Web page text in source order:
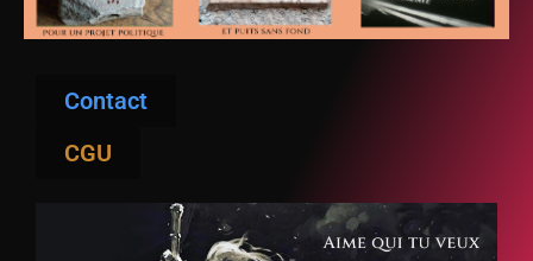
Contact
CGU